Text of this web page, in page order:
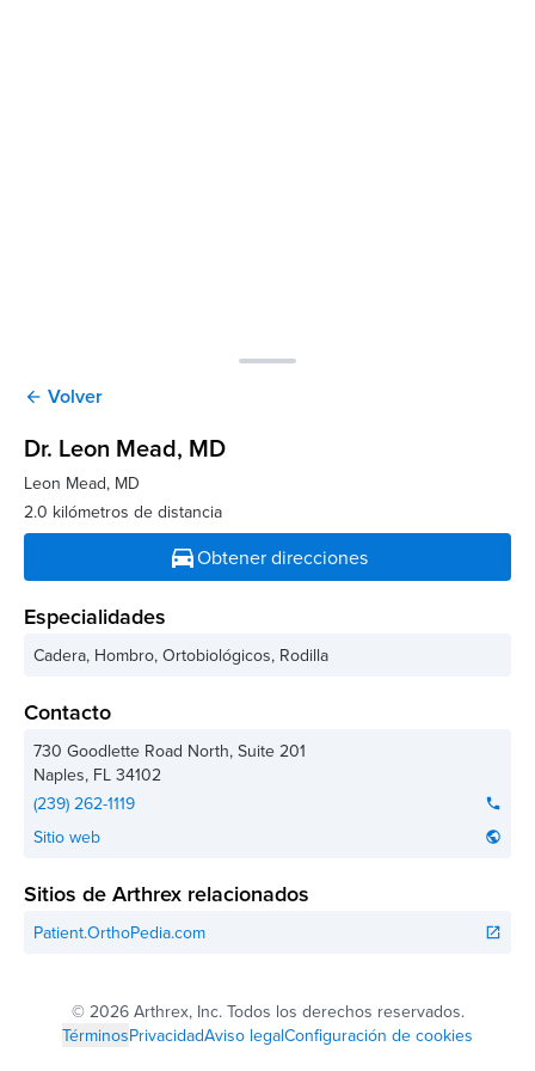
arrow_back Volver
Dr. Leon Mead, MD
Leon Mead, MD
2.0 kilómetros de distancia
directions_carObtener direcciones
Especialidades
Cadera, Hombro, Ortobiológicos, Rodilla
Contacto
730 Goodlette Road North, Suite 201
Naples, FL 34102
(239) 262-1119
phone
Sitio web public
Sitios de Arthrex relacionados
Patient.OrthoPedia.com open_in_new
© 2026 Arthrex, Inc. Todos los derechos reservados.
TérminosPrivacidadAviso legalConfiguración de cookies